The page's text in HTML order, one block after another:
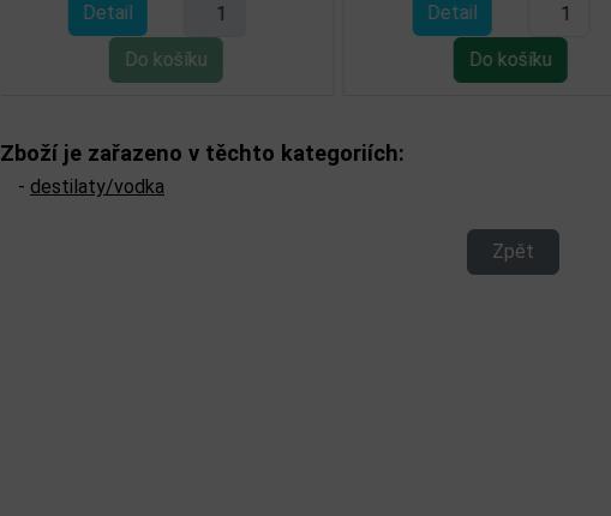
Detail Detail
Zboží je zařazeno v těchto kategoriích:
- destilaty/vodka
Zpět